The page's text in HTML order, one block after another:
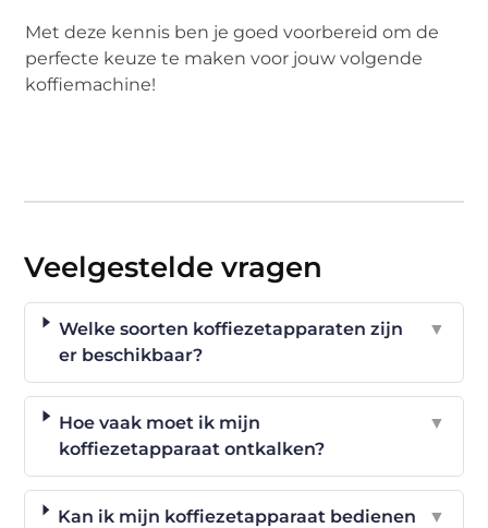
Met deze kennis ben je goed voorbereid om de
perfecte keuze te maken voor jouw volgende
koffiemachine!
Veelgestelde vragen
Welke soorten koffiezetapparaten zijn
er beschikbaar?
▼
Hoe vaak moet ik mijn
koffiezetapparaat ontkalken?
▼
Kan ik mijn koffiezetapparaat bedienen
▼